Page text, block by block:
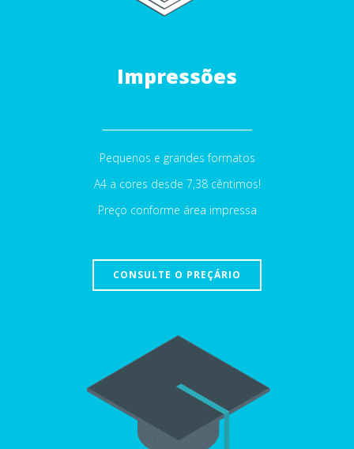
Impressões
Pequenos e grandes formatos
A4 a cores desde 7,38 cêntimos!
Preço conforme área impressa
CONSULTE O PREÇÁRIO